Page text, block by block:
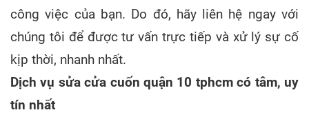
công việc của bạn. Do đó, hãy liên hệ ngay với
chúng tôi để được tư vấn trực tiếp và xử lý sự cố
kịp thời, nhanh nhất.
Dịch vụ sửa cửa cuốn quận 10 tphcm có tâm, uy
tín nhất